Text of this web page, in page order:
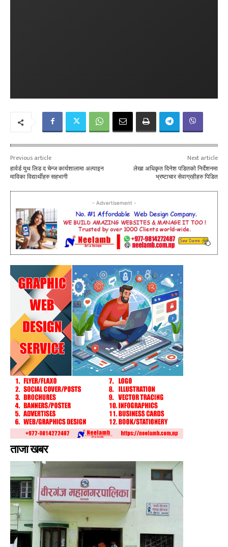
Previous article
हार्वर्ड युथ लिड द चेन्ज कार्यशालामा अल्पाइन
माविका विद्यार्थीहरु सहभागी
Next article
लेखा अधिकृत दिनेश पडितको निर्देशनमा
भ्रष्टाचार सेवाग्रहीहरु पिडित
- Advertisement -
ताजा खबर